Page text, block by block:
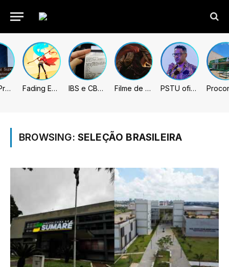
União Progressista e PL terão mais tempo de propaganda eleitoral Fading Echo – Review IBS e CBS necessitarão constar nas notas fiscais com início desta 2ª. Entenda Filme de Elden Ring tem gravações concluídas, mas ainda fica longe do lançamento PSTU oficializa Hertz Dias como candidato à Presidência da República
BROWSING: SELEÇÃO BRASILEIRA